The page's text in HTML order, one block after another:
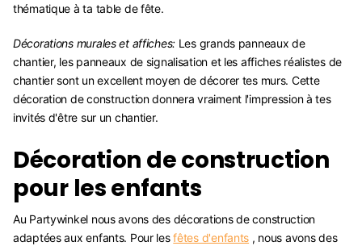
thématique à ta table de fête.
Décorations murales et affiches: Les grands panneaux de
chantier, les panneaux de signalisation et les affiches réalistes de
chantier sont un excellent moyen de décorer tes murs. Cette
décoration de construction donnera vraiment l'impression à tes
invités d'être sur un chantier.
Décoration de construction
pour les enfants
Au Partywinkel nous avons des décorations de construction
adaptées aux enfants. Pour lesfêtes d'enfants , nous avons des